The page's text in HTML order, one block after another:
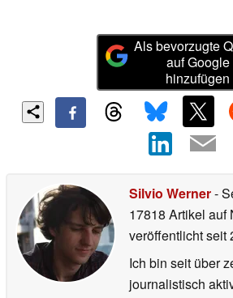
Als bevorzugte
auf Google
hinzufügen
Silvio Werner-
17818 Artikel auf
veröffentlichtseit
Ich bin seit über
journalistisch